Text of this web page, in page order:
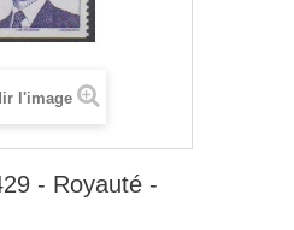
l'image
- Royauté -